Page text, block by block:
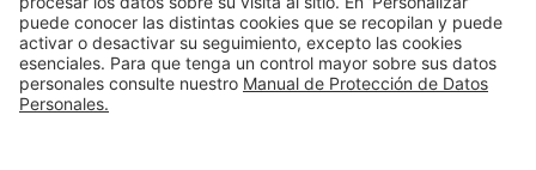
Síguenos
LinkedIn
Instagram
Facebook